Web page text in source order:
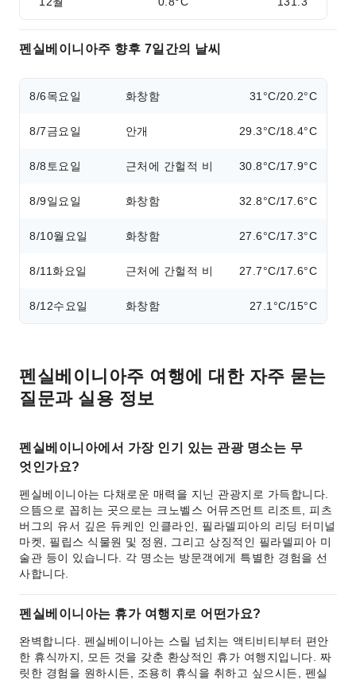
펜실베이니아주 향후 7일간의 날씨
8/6목요일 화창함 31°C/20.2°C
8/7금요일 안개 29.3°C/18.4°C
8/8 토요일 근처에 간헐적 비 30.8°C/17.9°C
8/9일요일 화창함 32.8°C/17.6°C
8/10월요일 화창함 27.6°C/17.3°C
8/11 화요일 근처에 간헐적 비 27.7°C/17.6°C
8/12수요일 화창함 27.1°C/15°C
펜실베이니아주 여행에 대한 자주 묻는
질문과 실용 정보
펜실베이니아에서 가장 인기 있는 관광 명소는 무
엇인가요?
펜실베이니아는 다채로운 매력을 지닌 관광지로 가득합니다.
으뜸으로 꼽히는 곳으로는 크노벨스 어뮤즈먼트 리조트, 피츠
버그의 유서 깊은 듀케인 인클라인, 필라델피아의 리딩 터미널
마켓, 필립스 식물원 및 정원, 그리고 상징적인 필라델피아 미
술관 등이 있습니다. 각 명소는 방문객에게 특별한 경험을 선
사합니다.
펜실베이니아는 휴가 여행지로 어떤가요?
완벽합니다. 펜실베이니아는 스릴 넘치는 액티비티부터 편안
한 휴식까지, 모든 것을 갖춘 환상적인 휴가 여행지입니다. 짜
릿한 경험을 원하시든, 조용히 휴식을 취하고 싶으시든, 펜실